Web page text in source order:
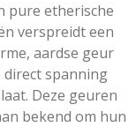
pure etherische
verspreidt een
aardse geur
direct spanning
Deze geuren
bekend om hun